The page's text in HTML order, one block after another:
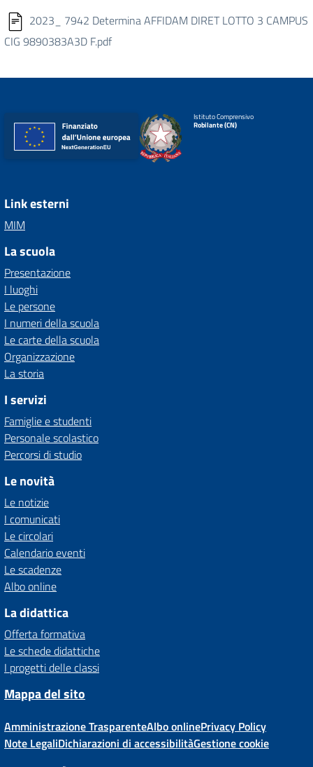
2023_ 7942 Determina AFFIDAM DIRET LOTTO 3 CAMPUS
CIG 9890383A3D F.pdf
Istituto Comprensivo
Robilante (CN)
Link esterni
MIM
La scuola
Presentazione
I luoghi
Le persone
I numeri della scuola
Le carte della scuola
Organizzazione
La storia
I servizi
Famiglie e studenti
Personale scolastico
Percorsi di studio
Le novità
Le notizie
I comunicati
Le circolari
Calendario eventi
Le scadenze
Albo online
La didattica
Offerta formativa
Le schede didattiche
I progetti delle classi
Mappa del sito
Amministrazione TrasparenteAlbo onlinePrivacy Policy
Note LegaliDichiarazioni di accessibilitàGestione cookie